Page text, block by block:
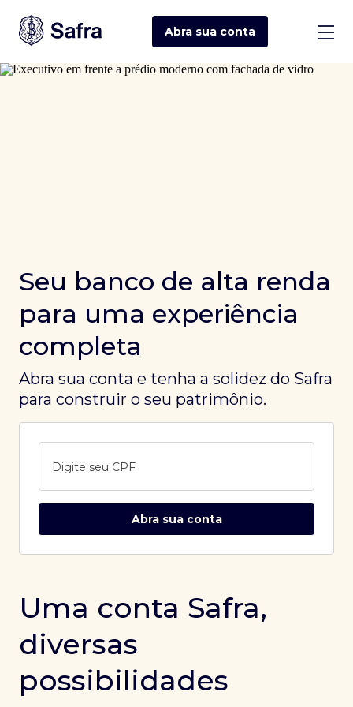
Abra sua conta
Seu banco de alta renda
para uma experiência
completa
Abra sua conta e tenha a solidez do Safra
para construir o seu patrimônio.
Digite seu CPF
Abra sua conta
Uma conta Safra,
diversas
possibilidades